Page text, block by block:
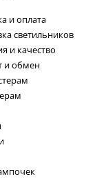
и оплата
светильников
и качество
и обмен